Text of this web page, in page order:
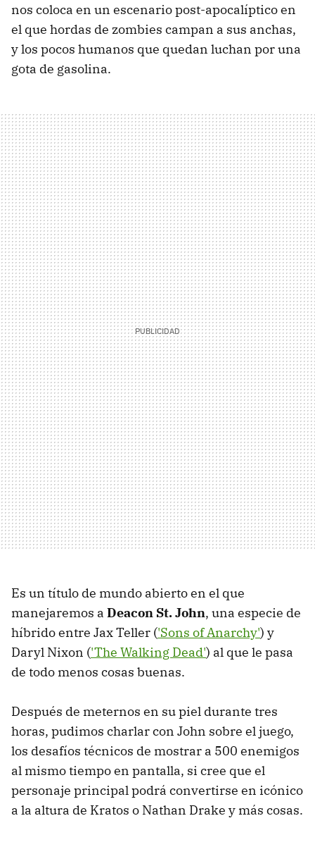
nos coloca en un escenario post-apocalíptico en
el que hordas de zombies campan a sus anchas,
y los pocos humanos que quedan luchan por una
gota de gasolina.
Es un título de mundo abierto en el que
manejaremos a Deacon St. John, una especie de
híbrido entre Jax Teller ('Sons of Anarchy') y
Daryl Nixon ('The Walking Dead') al que le pasa
de todo menos cosas buenas.
Después de meternos en su piel durante tres
horas, pudimos charlar con John sobre el juego,
los desafíos técnicos de mostrar a 500 enemigos
al mismo tiempo en pantalla, si cree que el
personaje principal podrá convertirse en icónico
a la altura de Kratos o Nathan Drake y más cosas.